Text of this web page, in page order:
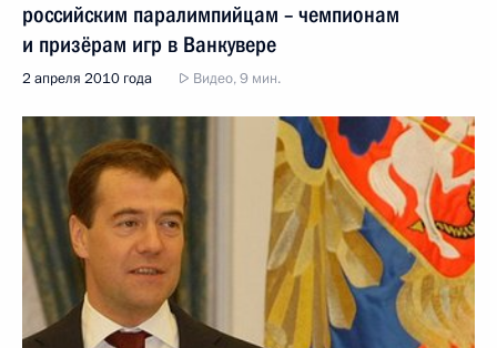
российским паралимпийцам – чемпионам
и призёрам игр в Ванкувере
2 апреля 2010 года Видео, 9 мин.